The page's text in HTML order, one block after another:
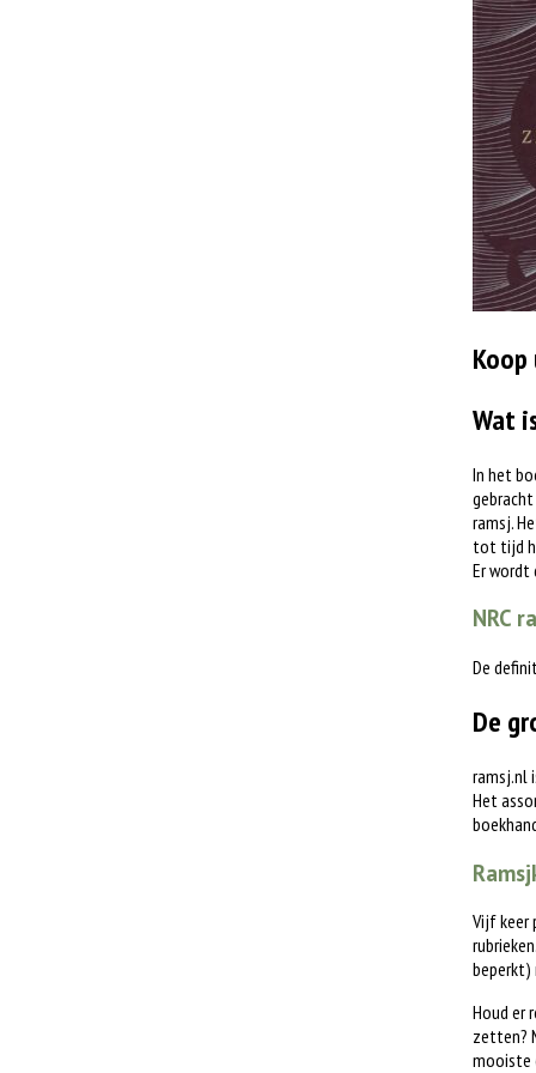
Wat
In het
ramsj.
tot tijd
Er wordt
NRC
De
De
ramsj.nl
Het
Vijf keer
beperkt)
Houd er
zetten?
mooiste